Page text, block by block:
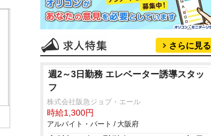
さらに見る
週2～3日勤務 エレベーター誘導スタッ
フ
株式会社阪急ジョブ・エール
時給1,300円
アルバイト・パート / 大阪府